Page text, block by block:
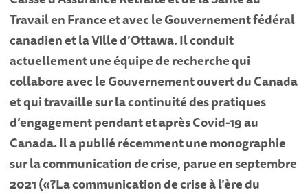
Travail en France et avec le Gouvernement fédéral
canadien et la Ville d’Ottawa. Il conduit
actuellement une équipe de recherche qui
collabore avec le Gouvernement ouvert du Canada
et qui travaille sur la continuité des pratiques
d’engagement pendant et après Covid-19 au
Canada. Il a publié récemment une monographie
sur la communication de crise, parue en septembre
2021 («?La communication de crise à l’ère du